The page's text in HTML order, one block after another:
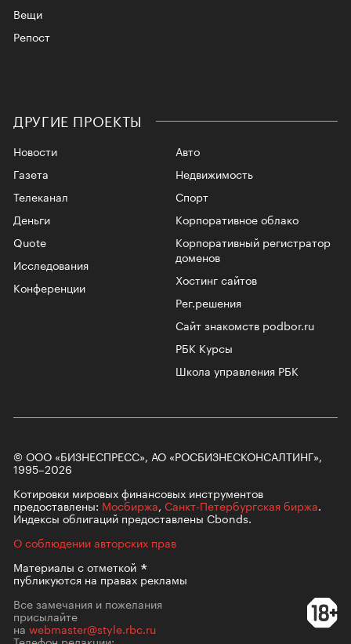
Вещи
Репост
ДРУГИЕ ПРОЕКТЫ
Новости
Газета
Телеканал
Авто
Недвижимость
Спорт
Корпоративное облако
Корпоративный регистратор
доменов
Хостинг сайтов
Рег.решения
Сайт знакомств podbor.ru
РБК Курсы
Школа управления РБК
Деньги
Quote
Исследования
Конференции
© ООО «БИЗНЕСПРЕСС», АО «РОСБИЗНЕСКОНСАЛТИНГ»,
1995–2026
Котировки мировых финансовых инструментов
предоставлены: Мосбиржа, Санкт-Петербургская биржа.
Индексы облигаций предоставлены Cbonds.
О соблюдении авторских прав
Материалы сотметкой
публикуются на правах рекламы
Все замечания и пожелания
присылайте
на webmaster@style.rbc.ru